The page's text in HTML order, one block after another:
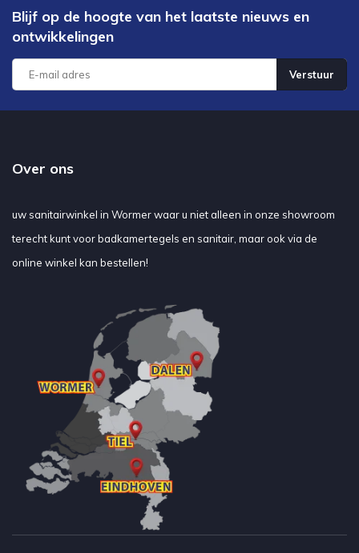
Blijf op de hoogte van het laatste nieuws en
ontwikkelingen
Verstuur
Over ons
uw sanitairwinkel in Wormer waar u niet alleen in onze showroom
terecht kunt voor badkamertegels en sanitair, maar ook via de
online winkel kan bestellen!